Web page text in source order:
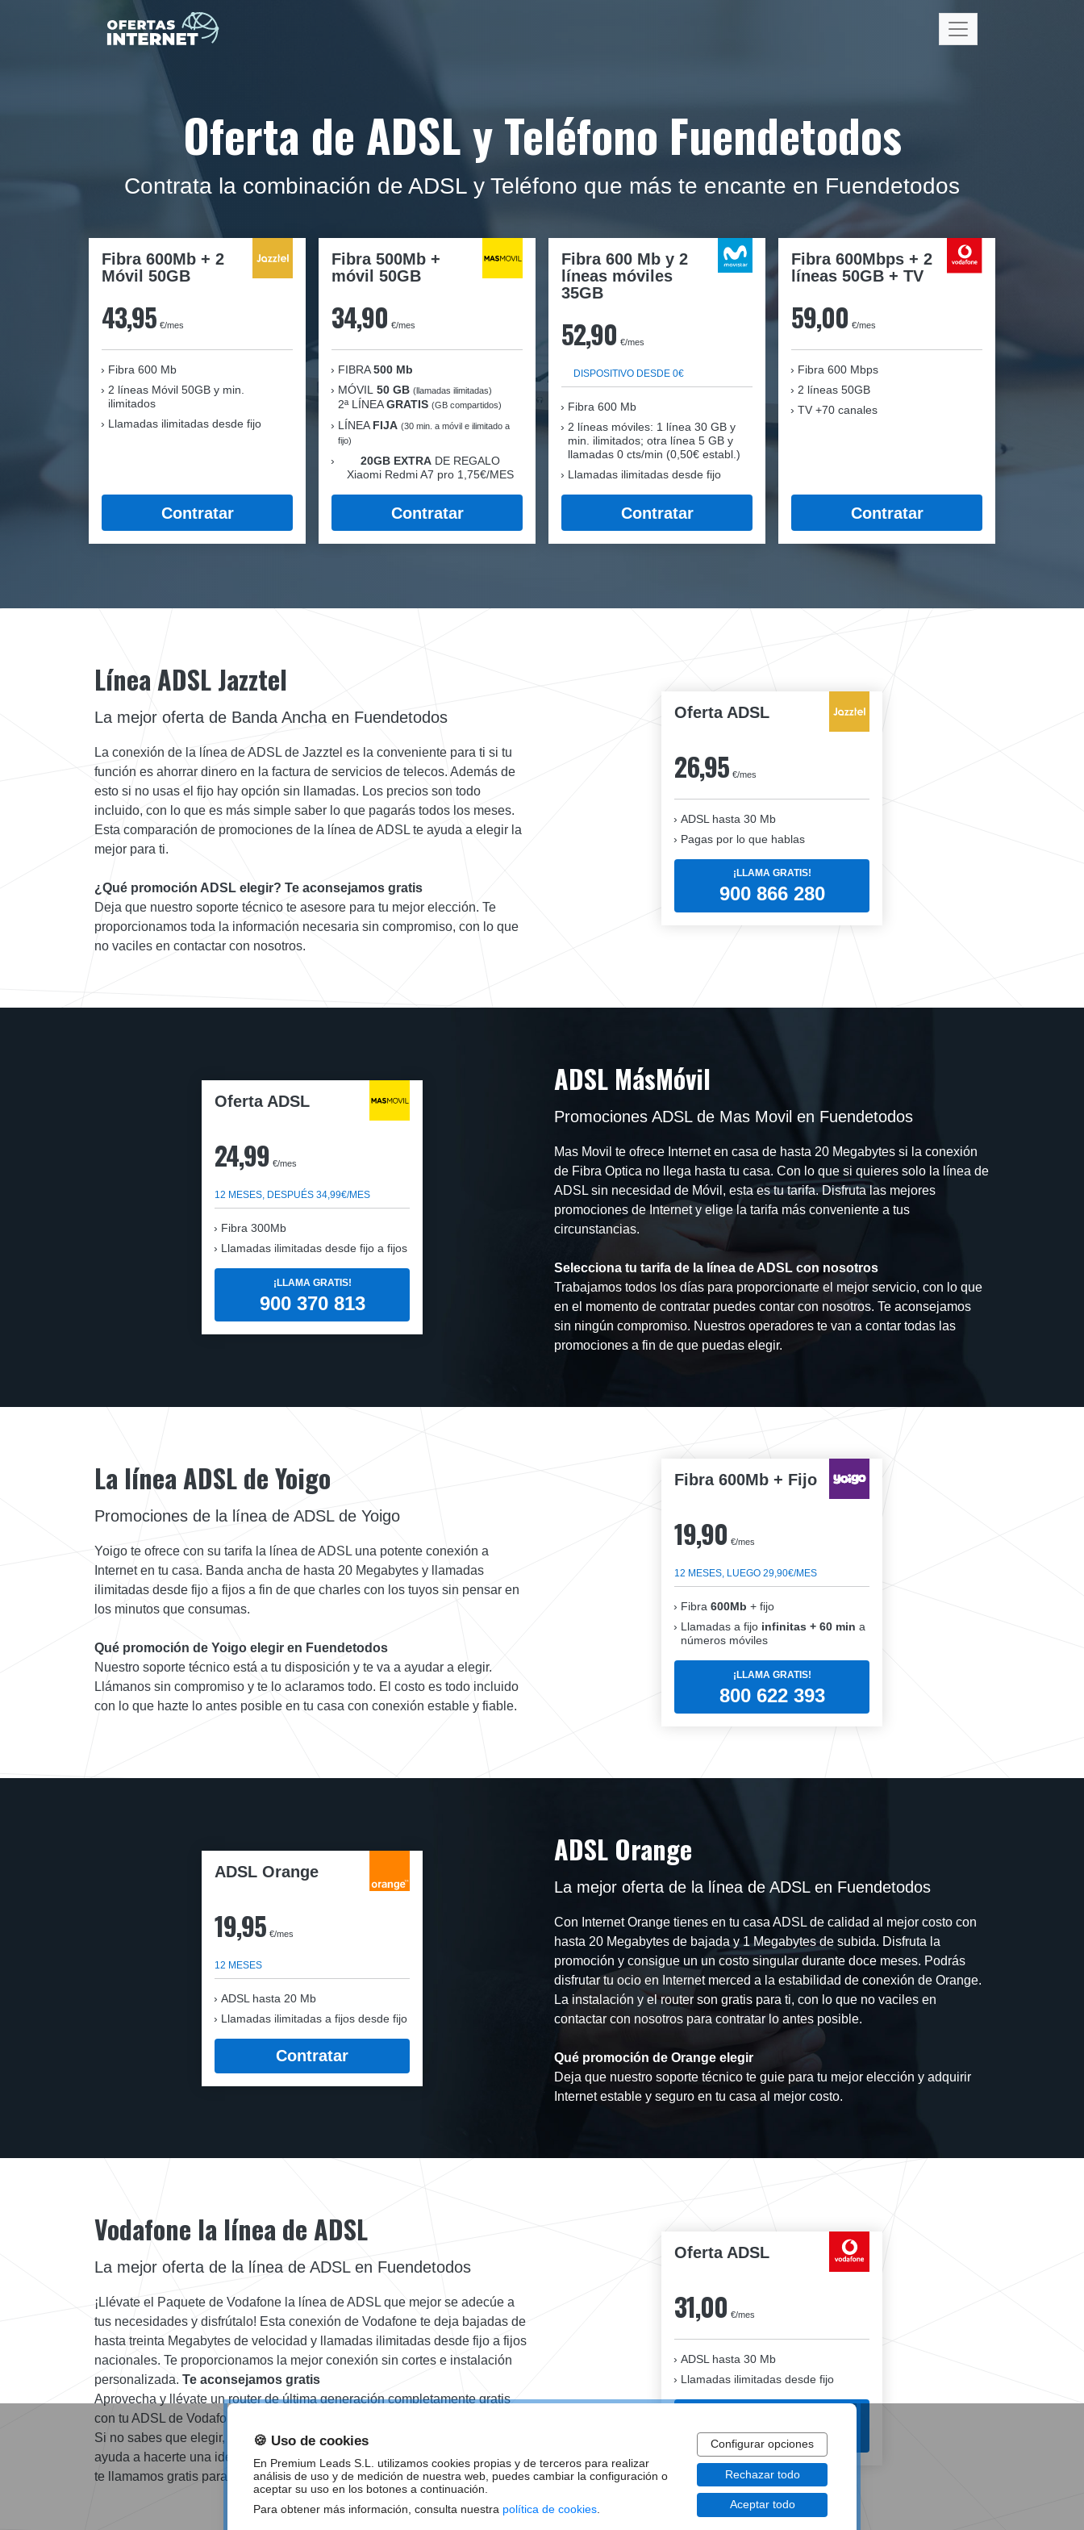
Oferta de ADSL y Teléfono Fuendetodos
Contrata la combinación de ADSL y Teléfono que más te encante en Fuendetodos
Fibra 600Mb + 2
Móvil 50GB
43,95 €/mes
Fibra 600 Mb
2 líneas Móvil 50GB y min.
ilimitados
Llamadas ilimitadas desde fijo
Contratar
Fibra 500Mb +
móvil 50GB
34,90 €/mes
FIBRA 500 Mb
MÓVIL 50 GB (llamadas ilimitadas)
2ª LÍNEAGRATIS (GB compartidos)
LÍNEA FIJA (30 min. a móvil e ilimitado a
fijo)
20GB EXTRA DE REGALO
Xiaomi Redmi A7 pro 1,75€/MES
Contratar
Fibra 600 Mb y 2
líneas móviles
35GB
52,90 €/mes
DISPOSITIVO DESDE 0€
Fibra 600 Mb
2 líneas móviles: 1 línea 30 GB y
min. ilimitados; otra línea 5 GB y
llamadas 0 cts/min (0,50€ establ.)
Llamadas ilimitadas desde fijo
Contratar
Fibra 600Mbps + 2
líneas 50GB + TV
59,00 €/mes
Fibra 600 Mbps
2 líneas 50GB
TV +70 canales
Contratar
Oferta ADSL
26,95 €/mes
ADSL hasta 30 Mb
Pagas por lo que hablas
¡LLAMA GRATIS!
900 866 280
Línea ADSL Jazztel
La mejor oferta de Banda Ancha en Fuendetodos
La conexión de la línea de ADSL de Jazztel es la conveniente para ti si tu
función es ahorrar dinero en la factura de servicios de telecos. Además de
esto si no usas el fijo hay opción sin llamadas. Los precios son todo
incluido, con lo que es más simple saber lo que pagarás todos los meses.
Esta comparación de promociones de la línea de ADSL te ayuda a elegir la
mejor para ti.
¿Qué promoción ADSL elegir? Te aconsejamos gratis
Deja que nuestro soporte técnico te asesore para tu mejor elección. Te
proporcionamos toda la información necesaria sin compromiso, con lo que
no vaciles en contactar con nosotros.
Oferta ADSL
24,99 €/mes
12 MESES, DESPUÉS 34,99€/MES
Fibra 300Mb
Llamadas ilimitadas desde fijo a fijos
¡LLAMA GRATIS!
900 370 813
ADSL MásMóvil
Promociones ADSL de Mas Movil en Fuendetodos
Mas Movil te ofrece Internet en casa de hasta 20 Megabytes si la conexión
de Fibra Optica no llega hasta tu casa. Con lo que si quieres solo la línea de
ADSL sin necesidad de Móvil, esta es tu tarifa. Disfruta las mejores
promociones de Internet y elige la tarifa más conveniente a tus
circunstancias.
Selecciona tu tarifa de la línea de ADSL con nosotros
Trabajamos todos los días para proporcionarte el mejor servicio, con lo que
en el momento de contratar puedes contar con nosotros. Te aconsejamos
sin ningún compromiso. Nuestros operadores te van a contar todas las
promociones a fin de que puedas elegir.
Fibra 600Mb + Fijo
19,90 €/mes
12 MESES, LUEGO 29,90€/MES
Fibra 600Mb + fijo
Llamadas a fijo infinitas + 60 min a
números móviles
¡LLAMA GRATIS!
800 622 393
La línea ADSL de Yoigo
Promociones de la línea de ADSL de Yoigo
Yoigo te ofrece con su tarifa la línea de ADSL una potente conexión a
Internet en tu casa. Banda ancha de hasta 20 Megabytes y llamadas
ilimitadas desde fijo a fijos a fin de que charles con los tuyos sin pensar en
los minutos que consumas.
Qué promoción de Yoigo elegir en Fuendetodos
Nuestro soporte técnico está a tu disposición y te va a ayudar a elegir.
Llámanos sin compromiso y te lo aclaramos todo. El costo es todo incluido
con lo que hazte lo antes posible en tu casa con conexión estable y fiable.
ADSL Orange
19,95 €/mes
12 MESES
ADSL hasta 20 Mb
Llamadas ilimitadas a fijos desde fijo
Contratar
ADSL Orange
La mejor oferta de la línea de ADSL en Fuendetodos
Con Internet Orange tienes en tu casa ADSL de calidad al mejor costo con
hasta 20 Megabytes de bajada y 1 Megabytes de subida. Disfruta la
promoción y consigue un un costo singular durante doce meses. Podrás
disfrutar tu ocio en Internet merced a la estabilidad de conexión de Orange.
La instalación y el router son gratis para ti, con lo que no vaciles en
contactar con nosotros para contratar lo antes posible.
Qué promoción de Orange elegir
Deja que nuestro soporte técnico te guie para tu mejor elección y adquirir
Internet estable y seguro en tu casa al mejor costo.
Oferta ADSL
31,00 €/mes
ADSL hasta 30 Mb
Llamadas ilimitadas desde fijo
900 920 450
Vodafone la línea de ADSL
La mejor oferta de la línea de ADSL en Fuendetodos
¡Llévate el Paquete de Vodafone la línea de ADSL que mejor se adecúe a
tus necesidades y disfrútalo! Esta conexión de Vodafone te deja bajadas de
hasta treinta Megabytes de velocidad y llamadas ilimitadas desde fijo a fijos
nacionales. Te proporcionamos la mejor conexión sin cortes e instalación
personalizada. Te aconsejamos gratis
Aprovecha y llévate un router de última generación completamente gratis
con tu ADSL de Vodafone. Vas a estar contento tener WiFi en toda la casa.
Si no sabes que elegir, este comparador de promociones de Internet te
ayuda a hacerte una idea de qué es lo que necesitas. Déjanos tu número y
te llamamos gratis para contarte la promoción completa y precios.
🍪 Uso de cookies
En Premium Leads S.L. utilizamos cookies propias y de terceros para realizar
análisis de uso y de medición de nuestra web, puedes cambiar la configuración o
aceptar su uso en los botones a continuación.
Para obtener más información, consulta nuestra política de cookies.
Configurar opciones
Rechazar todo
Aceptar todo